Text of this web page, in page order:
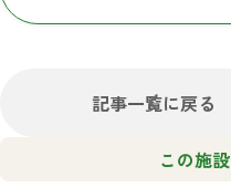
記事一覧に戻る
この施